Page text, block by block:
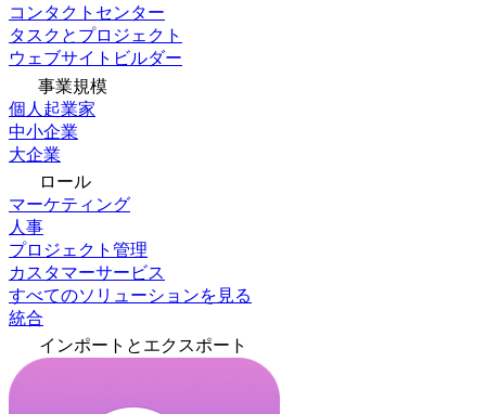
コンタクトセンター
タスクとプロジェクト
ウェブサイトビルダー
事業規模
個人起業家
中小企業
大企業
ロール
マーケティング
人事
プロジェクト管理
カスタマーサービス
すべてのソリューションを見る
統合
インポートとエクスポート